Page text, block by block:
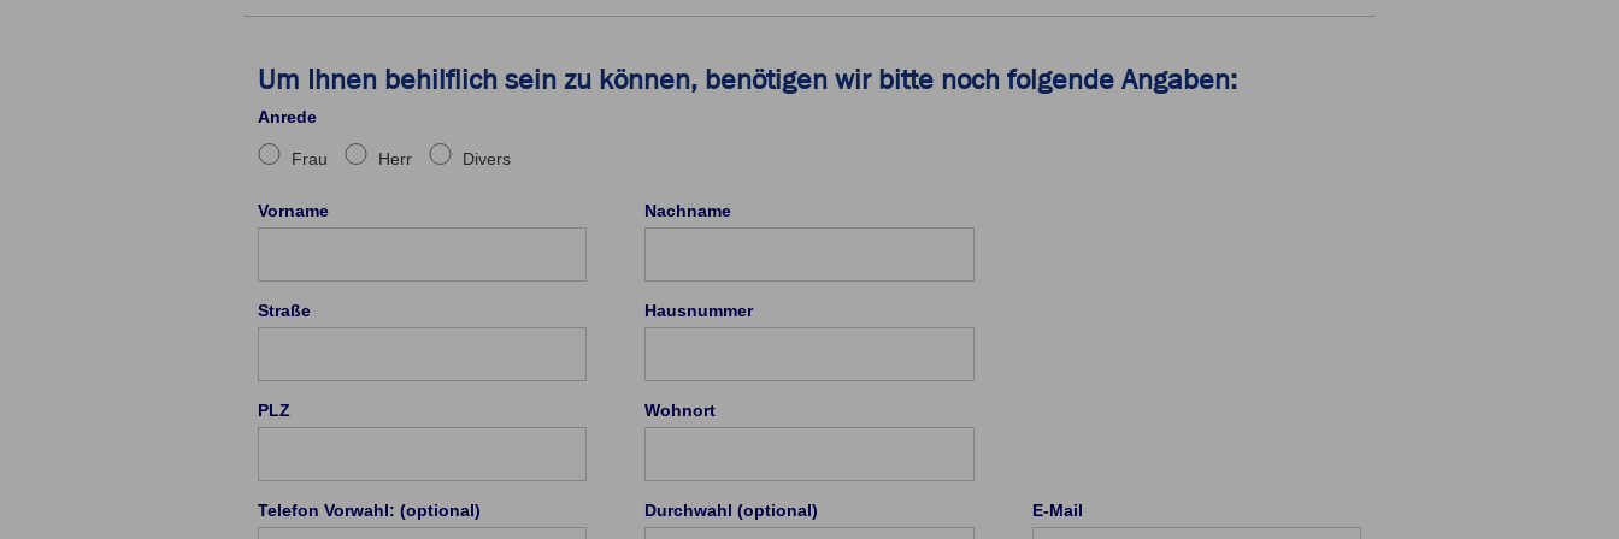
Um Ihnen behilflich sein zu können, benötigen wir bitte noch folgende Angaben:
Anrede
Frau Herr Divers
Vorname Nachname
Straße Hausnummer
PLZ Wohnort
Telefon Vorwahl: (optional) Durchwahl (optional) E-Mail